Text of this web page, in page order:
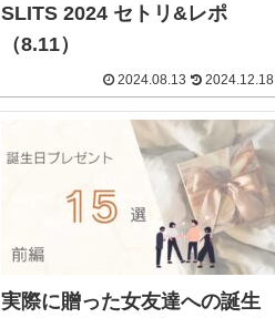
SLITS 2024 セトリ&レポ
（8.11）
2024.08.13 2024.12.18
実際に贈った女友達への誕生